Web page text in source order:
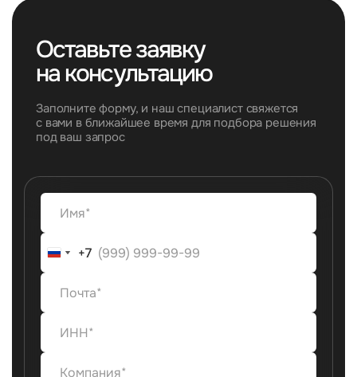
Оставьте заявку
на консультацию
Заполните форму, и наш специалист свяжется
с вами в ближайшее время для подбора решения
под ваш запрос
+7
+7